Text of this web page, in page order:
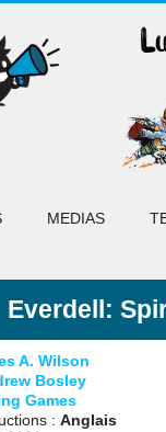
MEDIAS
Everdell:
A. Wilson
Bosley
Games
: Anglais